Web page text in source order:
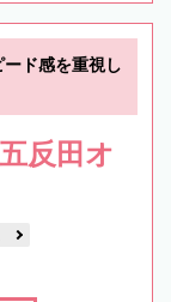
ード感を重視し
反田オ